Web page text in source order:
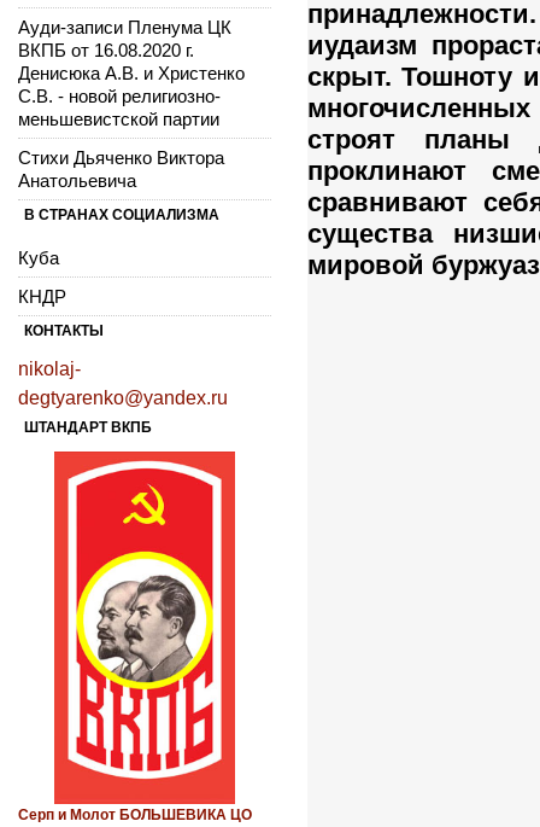
иудаизм
скрыт. Тошноту
строят планы
проклинают
сравнивают
существа
мировой
Ауди-записи Пленума ЦК
ВКПБ от 16.08.2020 г.
Денисюка А.В. и Христенко
С.В. - новой религиозно-
меньшевистской партии
Стихи Дьяченко Виктора
Анатольевича
В СТРАНАХ СОЦИАЛИЗМА
Куба
КНДР
КОНТАКТЫ
nikolaj-
degtyarenko@yandex.ru
ШТАНДАРТ ВКПБ
Серп и Молот БОЛЬШЕВИКА ЦО